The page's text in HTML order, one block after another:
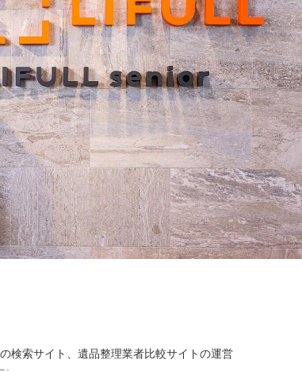
検索サイト、遺品整理業者比較サイトの運営